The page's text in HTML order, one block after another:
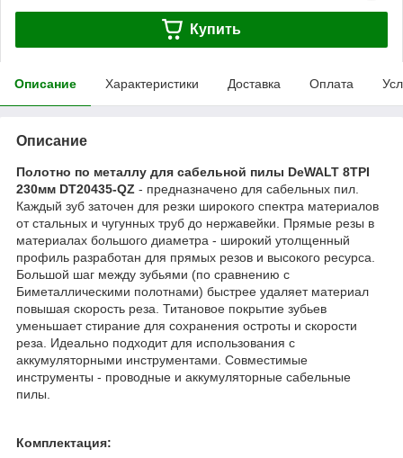
Купить
Описание Характеристики Доставка Оплата
Описание
Полотно по металлу для сабельной пилы DeWALT 8TPI
230мм DT20435-QZ - предназначено для сабельных пил.
Каждый зуб заточен для резки широкого спектра материалов
от стальных и чугунных труб до нержавейки. Прямые резы в
материалах большого диаметра - широкий утолщенный
профиль разработан для прямых резов и высокого ресурса.
Большой шаг между зубьями (по сравнению с
Биметаллическими полотнами) быстрее удаляет материал
повышая скорость реза. Титановое покрытие зубьев
уменьшает стирание для сохранения остроты и скорости
реза. Идеально подходит для использования с
аккумуляторными инструментами. Совместимые
инструменты - проводные и аккумуляторные сабельные
пилы.
Комплектация: